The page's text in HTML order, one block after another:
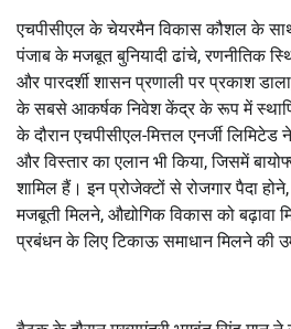
एचपीसीएल के चेयरमैन विकास कौशल के
पंजाब के मजबूत बुनियादी ढांचे, रणनीतिक
और पारदर्शी शासन प्रणाली पर प्रकाश
के सबसे आकर्षक निवेश केंद्र के रूप में
के दौरान एचपीसीएल-मित्तल एनर्जी
और विस्तार का एलान भी किया, जिसमें
शामिल हैं। इन प्रोजेक्टों से रोजगार पैदा
मजबूती मिलने, औद्योगिक विकास को
प्रबंधन के लिए टिकाऊ समाधान मिलने की